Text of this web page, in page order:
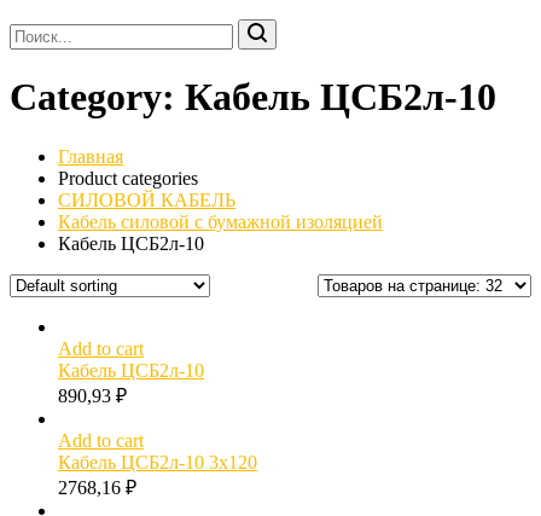
Category: Кабель ЦСБ2л-10
Главная
Product categories
СИЛОВОЙ КАБЕЛЬ
Кабель силовой с бумажной изоляцией
Кабель ЦСБ2л-10
Add to cart
Кабель ЦСБ2л-10
890,93 ₽
Add to cart
Кабель ЦСБ2л-10 3х120
2768,16 ₽